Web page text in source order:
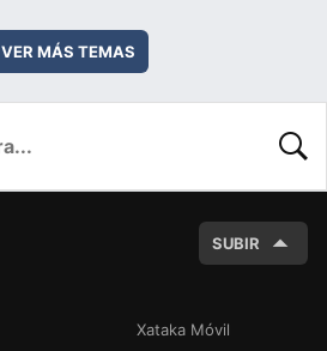
VER MÁS TEMAS
SUBIR
Xataka Móvil